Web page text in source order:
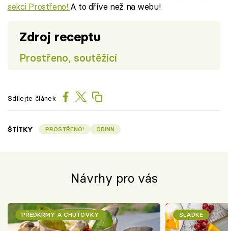
sekci Prostřeno! A to dříve než na webu!
Zdroj receptu
Prostřeno, soutěžící
Sdílejte článek
ŠTÍTKY PROSTŘENO! OBINN
Návrhy pro vás
PŘEDKRMY A CHUŤOVKY SLADKÉ